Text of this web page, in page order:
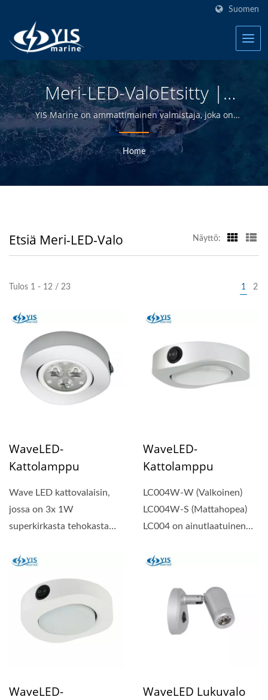
Suomen
Meri-LED-ValoEtsitty |
Taiwanin Vedenpitävät
Kytkinpaneelit Veneille
Valmistaja | YIS Marine
YIS Marine on ammattimainen valmistaja, joka on
omistautunut tarjoamaan korkealaatuisia sähkö- ja
elektroniikkatuotteita jakelijoille, tukkukauppiaille,
vähittäiskauppiaille ja veneenrakentajille
meriteollisuudessa yli 30 vuoden ajan.
Home
Etsiä Meri-LED-Valo Näyttö:
Tulos 1 - 12 / 23 1 2
WaveLED-
Kattolamppu
Wave LED kattovalaisin,
jossa on 3x 1W
superkirkasta tehokasta
WaveLED-
Kattolamppu
LC004W-W (Valkoinen)
LC004W-S (Mattahopea)
LC004 on ainutlaatuinen
kattokohdevalo,...
WaveLED-
WaveLED Lukuvalo